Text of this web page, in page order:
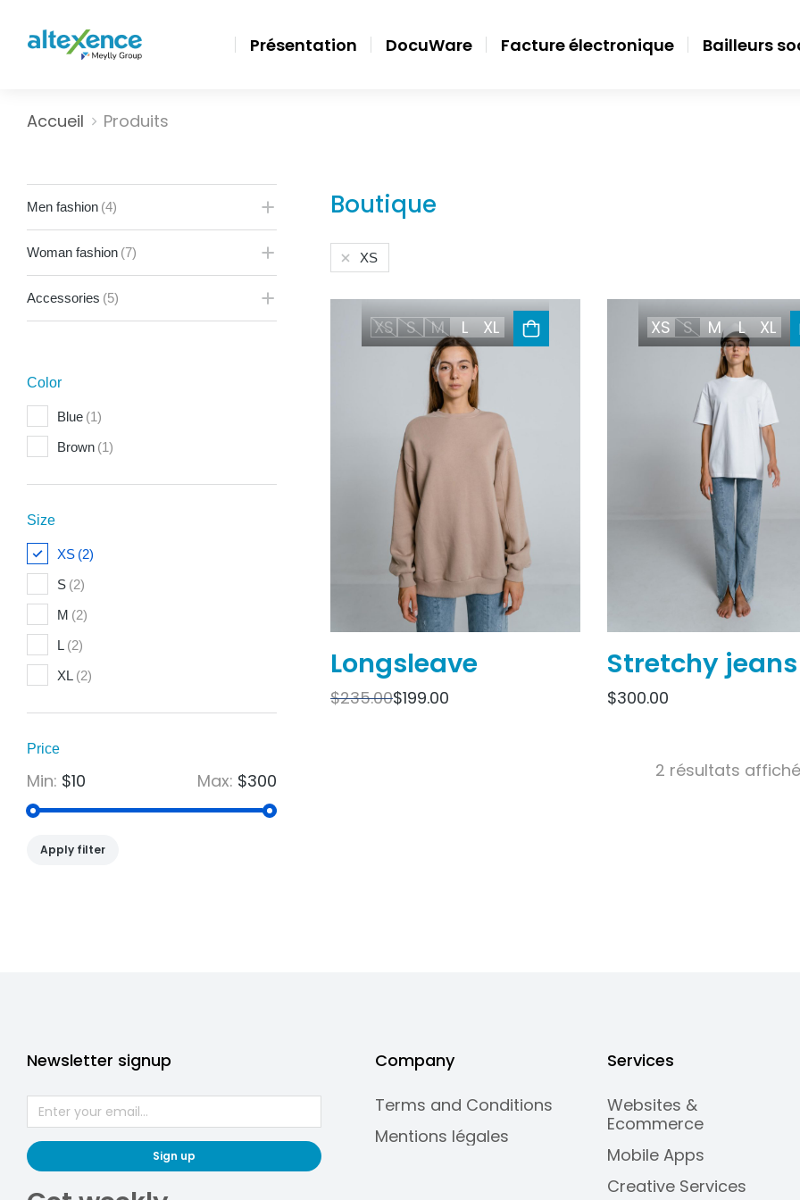
Présentation DocuWare Facture électronique Bailleurs
Vous êtes ici :
Accueil Produits
Men fashion (4)
Woman fashion (7)
Accessories (5)
Color
Blue (1)
Brown (1)
Size
XS (2)
S (2)
M (2)
L (2)
XL (2)
Price
Min: $10 Max: $300
Apply filter
Boutique
XS
XS S M L XL
Longsleave
$235.00$199.00
XS S M L XL
Stretchy jeans
$300.00
2 résultats
Newsletter signup
Sign up
Company
Terms and Conditions
Mentions légales
Services
Websites &
Ecommerce
Mobile Apps
Creative Services